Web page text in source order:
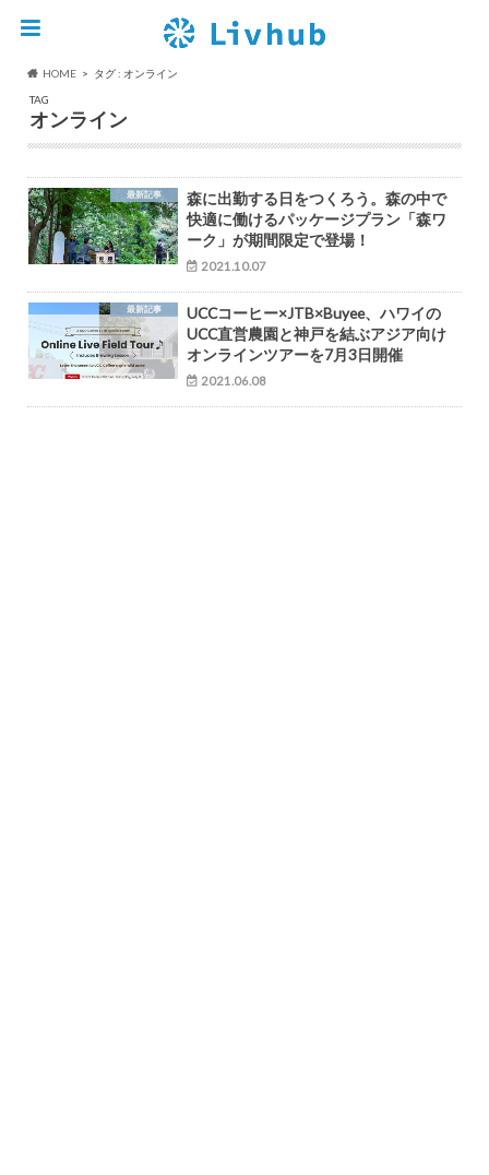
HOME
タグ : オンライン
TAG
オンライン
最新記事
森に出勤する日をつくろう。森の中で
快適に働けるパッケージプラン「森ワ
ーク」が期間限定で登場！
2021.10.07
最新記事
UCCコーヒー×JTB×Buyee、ハワイの
UCC直営農園と神戸を結ぶアジア向け
オンラインツアーを7月3日開催
2021.06.08